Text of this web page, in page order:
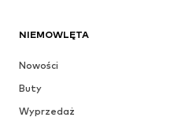
NIEMOWLĘTA
Nowości
Buty
Wyprzedaż